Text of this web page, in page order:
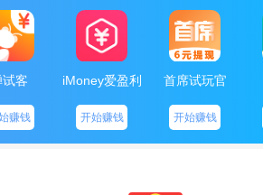
试客
赚钱
iMoney爱盈利
开始赚钱
首席试玩官
开始赚钱